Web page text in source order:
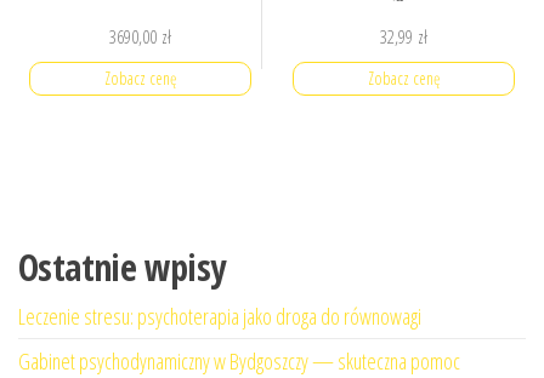
3690,00 zł
Zobacz cenę
32,99 zł
Zobacz cenę
Ostatnie wpisy
Leczenie stresu: psychoterapia jako droga do równowagi
Gabinet psychodynamiczny w Bydgoszczy — skuteczna pomoc